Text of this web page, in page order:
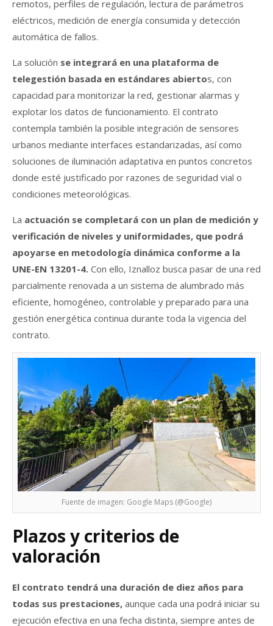
remotos, perfiles de regulación, lectura de parámetros
eléctricos, medición de energía consumida y detección
automática de fallos.
La solución se integrará en una plataforma de
telegestión basada en estándares abiertos, con
capacidad para monitorizar la red, gestionar alarmas y
explotar los datos de funcionamiento. El contrato
contempla también la posible integración de sensores
urbanos mediante interfaces estandarizadas, así como
soluciones de iluminación adaptativa en puntos concretos
donde esté justificado por razones de seguridad vial o
condiciones meteorológicas.
La actuación se completará con un plan de medición y
verificación de niveles y uniformidades, que podrá
apoyarse en metodología dinámica conforme a la
UNE-EN 13201-4. Con ello, Iznalloz busca pasar de una red
parcialmente renovada a un sistema de alumbrado más
eficiente, homogéneo, controlable y preparado para una
gestión energética continua durante toda la vigencia del
contrato.
Fuente de imagen: Google Maps (@Google)
Plazos y criterios de
valoración
El contrato tendrá una duración de diez años para
todas sus prestaciones, aunque cada una podrá iniciar su
ejecución efectiva en una fecha distinta, siempre antes de